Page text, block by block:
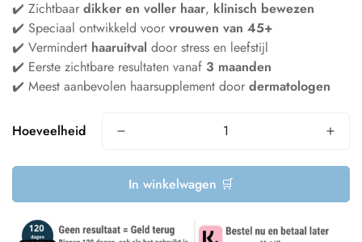
✔️ Zichtbaar dikker en voller haar, klinisch bewezen
✔️ Speciaal ontwikkeld voor vrouwen van 45+
✔️ Vermindert haaruitval door stress en leefstijl
✔️ Eerste zichtbare resultaten vanaf 3 maanden
✔️ Meest aanbevolen haarsupplement door dermatologen
Hoeveelheid
In winkelwagen 🛒